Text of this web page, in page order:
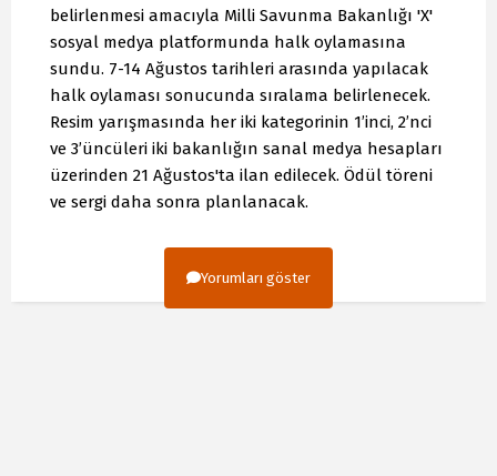
belirlenmesi amacıyla Milli Savunma Bakanlığı 'X'
sosyal medya platformunda halk oylamasına
sundu. 7-14 Ağustos tarihleri arasında yapılacak
halk oylaması sonucunda sıralama belirlenecek.
Resim yarışmasında her iki kategorinin 1’inci, 2’nci
ve 3’üncüleri iki bakanlığın sanal medya hesapları
üzerinden 21 Ağustos'ta ilan edilecek. Ödül töreni
ve sergi daha sonra planlanacak.
Yorumları göster